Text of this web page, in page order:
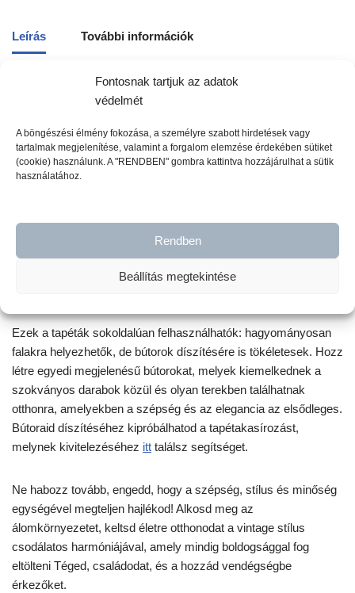
Fontosnak tartjuk az adatok
védelmét
A böngészési élmény fokozása, a személyre szabott hirdetések vagy
tartalmak megjelenítése, valamint a forgalom elemzése érdekében sütiket
(cookie) használunk. A "RENDBEN" gombra kattintva hozzájárulhat a sütik
használatához.
Rendben
Beállítás megtekintése
Leírás További információk
A tapéta megjelenése egyedi és illeszkedik a vintage stílusba,
harmóniája magával ragad majd Téged, és kellemesen békés
légkört teremthetsz otthonodban. Képzeld el, ahogy ezen színek
játéka megidézi az időtlen eleganciát, és a régmúlt szépségét.
Engedd, hogy a tapéta és a festék együtt varázsolják el a
Ezek a tapéták sokoldalúan felhasználhatók: hagyományosan
falakra helyezhetők, de bútorok díszítésére is tökéletesek. Hozz
létre egyedi megjelenésű bútorokat, melyek kiemelkednek a
szokványos darabok közül és olyan terekben találhatnak
otthonra, amelyekben a szépség és az elegancia az elsődleges.
Bútoraid díszítéséhez kipróbálhatod a tapétakasírozást,
melynek kivitelezéséhez itt találsz segítséget.
Ne habozz tovább, engedd, hogy a szépség, stílus és minőség
egységével megteljen hajlékod! Alkosd meg az
álomkörnyezetet, keltsd életre otthonodat a vintage stílus
csodálatos harmóniájával, amely mindig boldogsággal fog
eltölteni Téged, családodat, és a hozzád vendégségbe
érkezőket.